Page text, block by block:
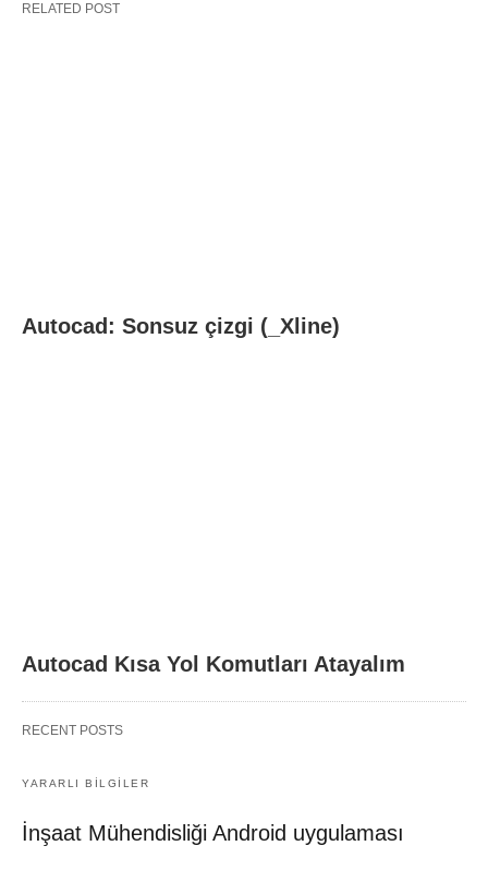
RELATED POST
Autocad: Sonsuz çizgi (_Xline)
Autocad Kısa Yol Komutları Atayalım
RECENT POSTS
YARARLI BİLGİLER
İnşaat Mühendisliği Android uygulaması